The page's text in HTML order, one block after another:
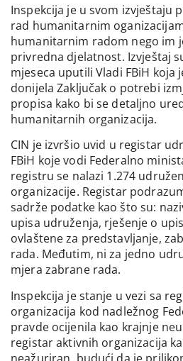
Inspekcija je u svom izvještaju
rad humanitarnim
humanitarnim radom nego im
privredna djelatnost. Izvještaj
mjeseca uputili Vladi FBiH koja
donijela Zaključak o potrebi
propisa kako bi se detaljno
humanitarnih organizacija.
CIN je izvršio uvid u registar
FBiH koje vodi Federalno
registru se nalazi 1.274
organizacije. Registar
sadrže podatke kao što su:
upisa udruženja, rješenje o
ovlaštene za predstavljanje,
rada. Međutim, ni za jedno
mjera zabrane rada.
Inspekcija je stanje u vezi sa
organizacija kod nadležnog
pravde ocijenila kao krajnje
registar aktivnih organizacija